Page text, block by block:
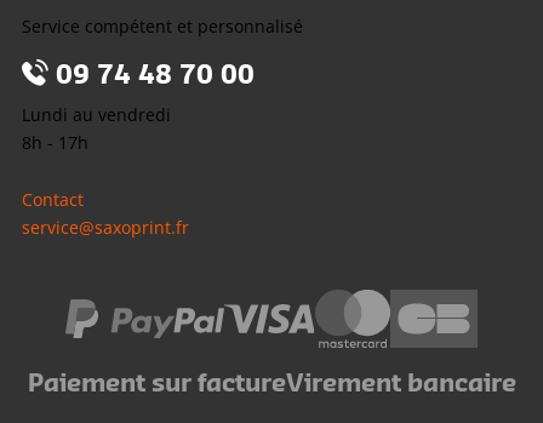
Service compétent et personnalisé
09 74 48 70 00
Lundi au vendredi
8h - 17h
Contact
service@saxoprint.fr
Paiement sur factureVirement bancaire